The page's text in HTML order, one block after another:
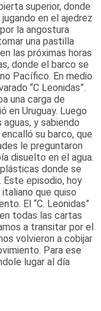
superior, donde
en el ajedrez
la angostura
una pastilla
las próximas horas
donde el barco se
Pacífico. En medio
“C Leonidas”.
una carga de
en Uruguay. Luego
y sabiendo
su barco, que
le preguntaron
disuelto en el agua.
donde se
Este episodio, hoy
que quiso
El “C. Leonidas”
todas las cartas
a transitar por el
volvieron a cobijar
Para ese
lugar al día